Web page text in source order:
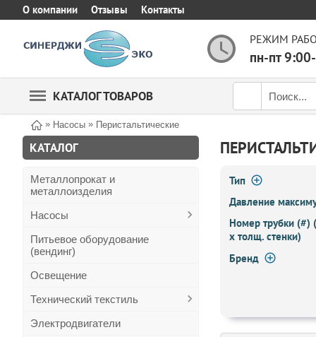
О компании Отзывы Контакты
РЕЖИМ
пн-пт
КАТАЛОГ ТОВАРОВ
» Насосы » Перистальтические
КАТАЛОГ
Металлопрокат и
металлоизделия
Насосы
Питьевое оборудование
(вендинг)
Освещение
Технический текстиль
Электродвигатели
Тип
Давление
Номер трубки (#)
х толщ. стенки)
Бренд